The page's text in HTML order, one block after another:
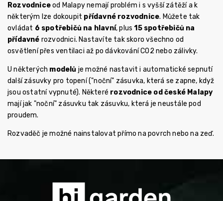
Rozvodniceod Malapy nemají problém i s vyšší zátěží a k
některým lze dokoupit přídavné rozvodnice. Můžete tak
ovládat 6 spotřebičů na hlavní, plus15 spotřebičů na
přídavné rozvodnici. Nastavíte tak skoro všechno od
osvětlení přes ventilaci až po dávkování CO2 nebo zálivky.
U některých modelů je možné nastavit i automatické sepnutí
další zásuvky pro topení ("noční" zásuvka, která se zapne, když
jsou ostatní vypnuté). Některé rozvodnice od české Malapy
mají jak "noční" zásuvku tak zásuvku, která je neustále pod
proudem.
Rozvaděč je možné nainstalovat přímo na povrch nebo na zeď.